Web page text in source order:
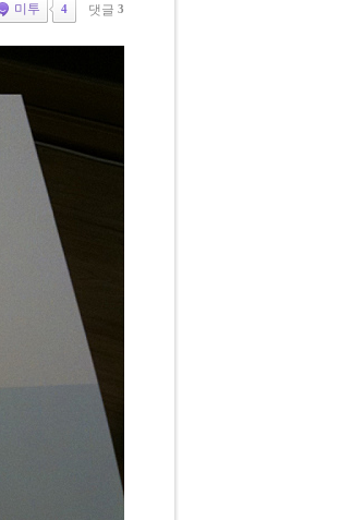
미투 4 댓글 3